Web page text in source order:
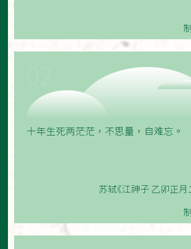
十年生死两茫茫，不思量，自难忘。
苏轼《江神子 乙卯正月